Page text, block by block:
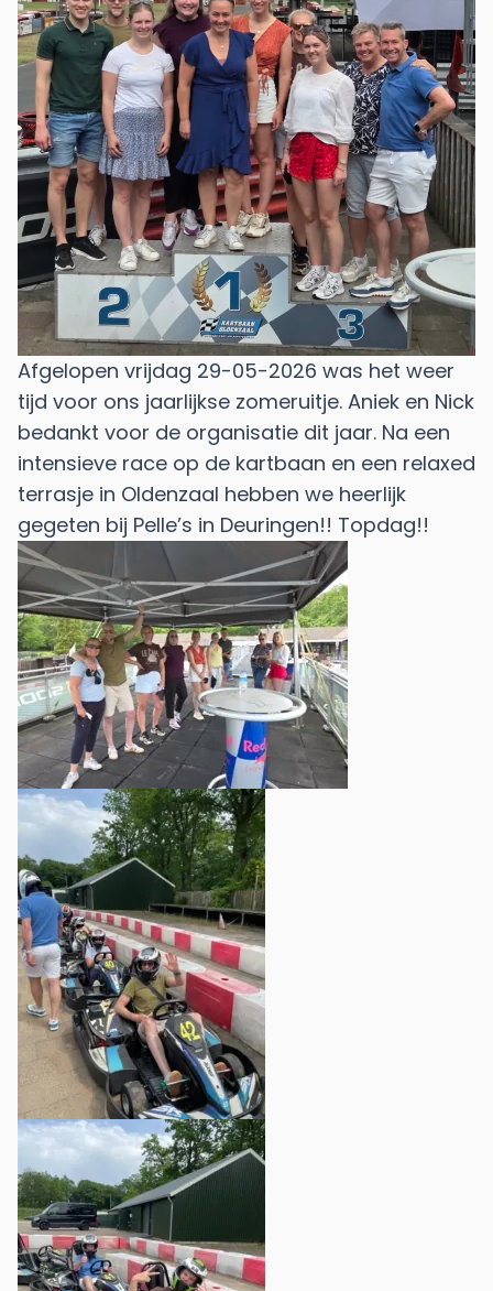
Afgelopen vrijdag 29-05-2026 was het weer
tijd voor ons jaarlijkse zomeruitje. Aniek en Nick
bedankt voor de organisatie dit jaar. Na een
intensieve race op de kartbaan en een relaxed
terrasje in Oldenzaal hebben we heerlijk
gegeten bij Pelle’s in Deuringen!! Topdag!!